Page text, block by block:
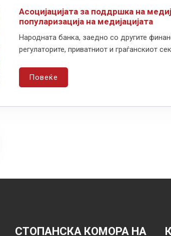
Асоцијацијата за поддршка на
популаризација на медијацијата
Народната банка, заедно со другите
регулаторите, приватниот и граѓанскиот
Повеќе
СТОПАНСКА КОМОРА НА